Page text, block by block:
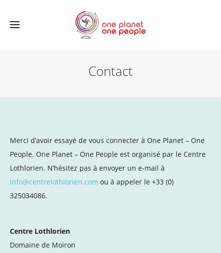
Contact
Merci d’avoir essayé de vous connecter à One Planet – One
People. One Planet – One People est organisé par le Centre
Lothlorien. N’hésitez pas à envoyer un e-mail à
info@centrelothlorien.com ou à appeler le +33 (0)
325034086.
Centre Lothlorien
Domaine de Moiron